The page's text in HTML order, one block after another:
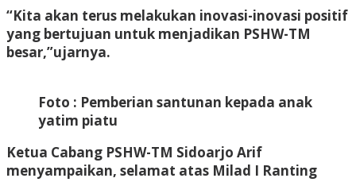
“Kita akan terus melakukan inovasi-inovasi positif
yang bertujuan untuk menjadikan PSHW-TM
besar,”ujarnya.
Foto : Pemberian santunan kepada anak
yatim piatu
Ketua Cabang PSHW-TM Sidoarjo Arif
menyampaikan, selamat atas Milad I Ranting